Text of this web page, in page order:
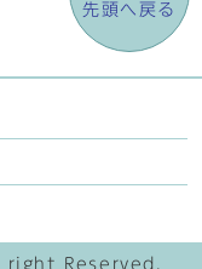
先頭へ戻る
Reserved.